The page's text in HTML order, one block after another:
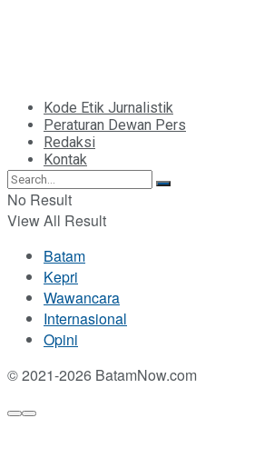
Kode Etik Jurnalistik
Peraturan Dewan Pers
Redaksi
Kontak
No Result
View All Result
Batam
Kepri
Wawancara
Internasional
Opini
© 2021-2026 BatamNow.com